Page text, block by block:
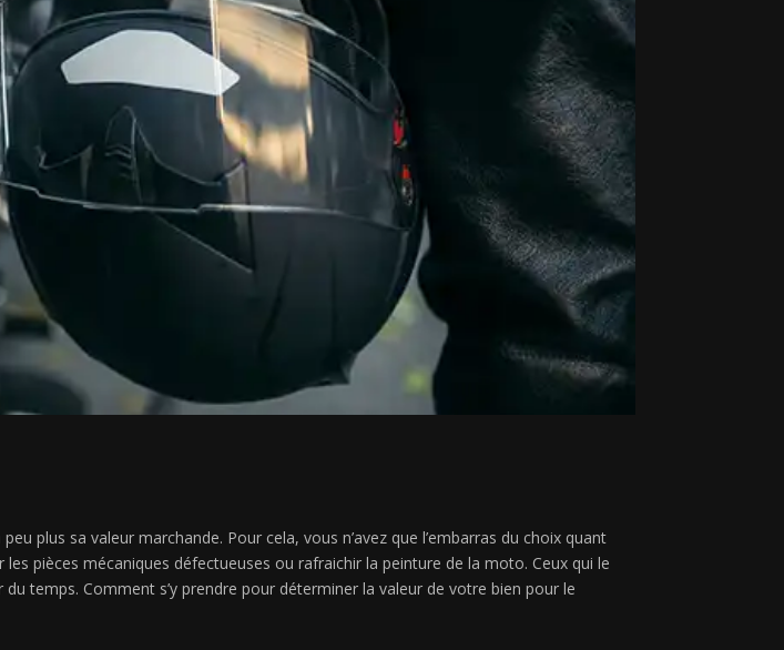
plus sa valeur marchande. Pour cela, vous n’avez que l’embarras du choix quant
pièces mécaniques défectueuses ou rafraichir la peinture de la moto. Ceux qui le
temps. Comment s’y prendre pour déterminer la valeur de votre bien pour le